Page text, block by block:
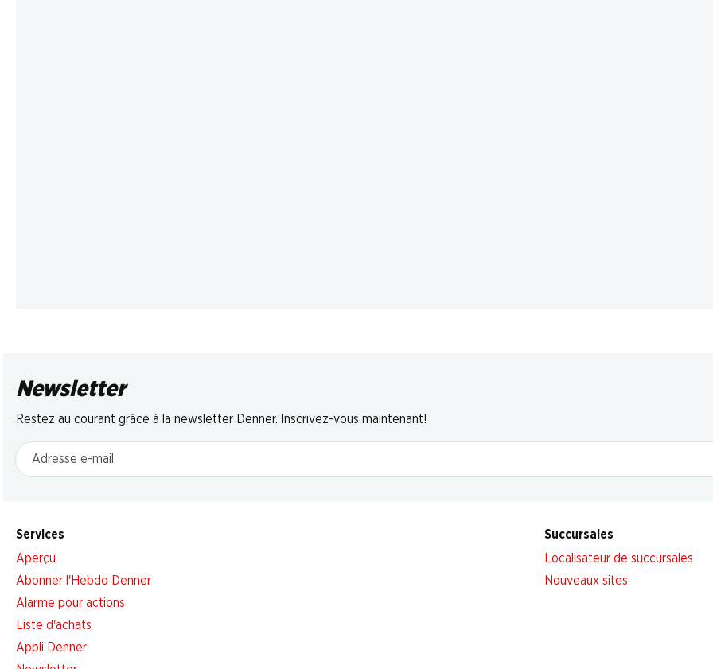
Newsletter
Restez au courant grâce à la newsletter Denner. Inscrivez-vous maintenant!
Adresse e-mail
Services
Aperçu
Abonner l'Hebdo Denner
Alarme pour actions
Liste d'achats
Appli Denner
Succursales
Localisateur de succursales
Nouveaux sites